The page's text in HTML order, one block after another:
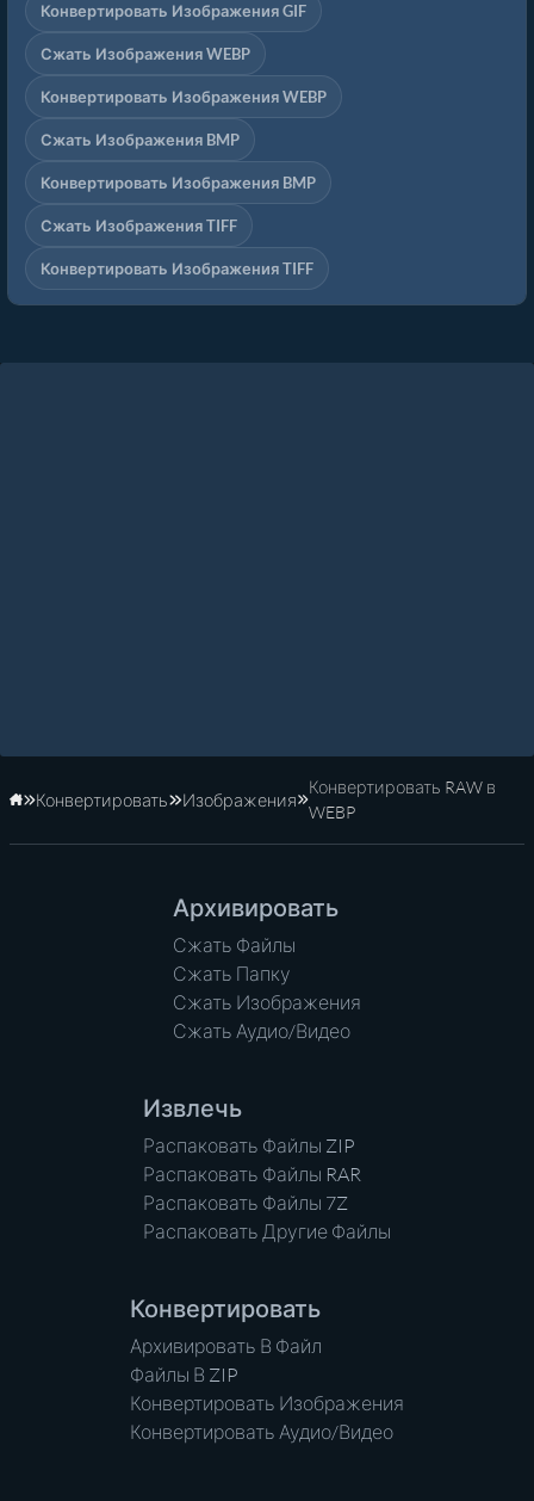
Конвертировать Изображения GIF
Сжать Изображения WEBP
Конвертировать Изображения WEBP
Сжать Изображения BMP
Конвертировать Изображения BMP
Сжать Изображения TIFF
Конвертировать Изображения TIFF
Главная
Конвертировать Изображения
Конвертировать RAW в
WEBP
Архивировать
Сжать Файлы
Сжать Папку
Сжать Изображения
Сжать Аудио/Видео
Извлечь
Распаковать Файлы ZIP
Распаковать Файлы RAR
Распаковать Файлы 7Z
Распаковать Другие Файлы
Конвертировать
Архивировать В Файл
Файлы В ZIP
Конвертировать Изображения
Конвертировать Аудио/Видео